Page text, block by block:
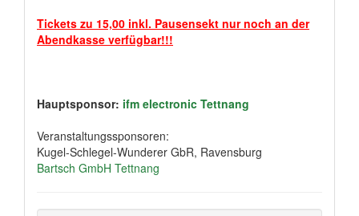
Tickets zu 15,00 inkl. Pausensekt nur noch an der
Abendkasse verfügbar!!!
Hauptsponsor: ifm electronic Tettnang
Veranstaltungssponsoren:
Kugel-Schlegel-Wunderer GbR, Ravensburg
Bartsch GmbH Tettnang